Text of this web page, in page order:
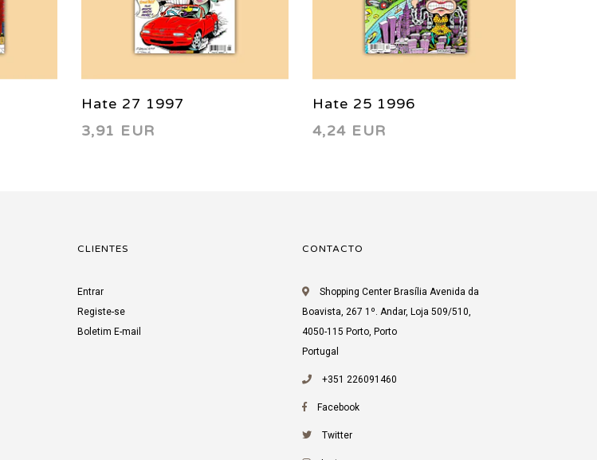
Hate 27 1997
3,91 EUR
Hate 25 1996
4,24 EUR
CLIENTES
Entrar
Registe-se
Boletim E-mail
CONTACTO
Shopping Center Brasília Avenida da
Boavista, 267 1º. Andar, Loja 509/510,
4050-115 Porto, Porto
Portugal
+351 226091460
Facebook
Twitter